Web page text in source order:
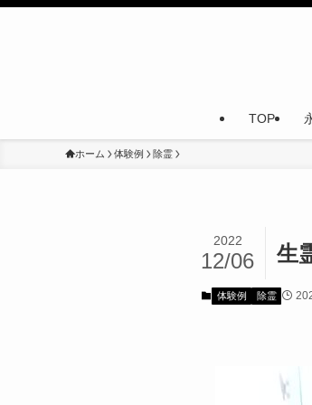
TOP
ホーム 体験例 除霊
生
2022
12/06
体験例 除霊